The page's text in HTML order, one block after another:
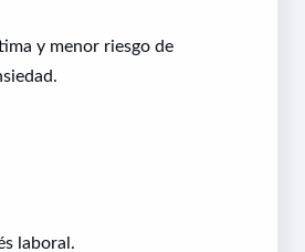
y menor riesgo de
laboral.